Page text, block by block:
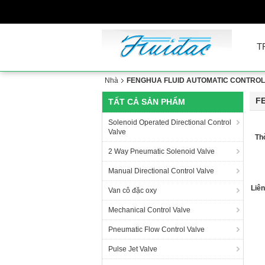
Nhà FENGHUA FLUID AUTOMATIC
TẤT CẢ SẢN PHẨM
Solenoid Operated Directional Control
Valve
2 Way Pneumatic Solenoid Valve
Manual Directional Control Valve
Van cô đặc oxy
Mechanical Control Valve
Pneumatic Flow Control Valve
Pulse Jet Valve